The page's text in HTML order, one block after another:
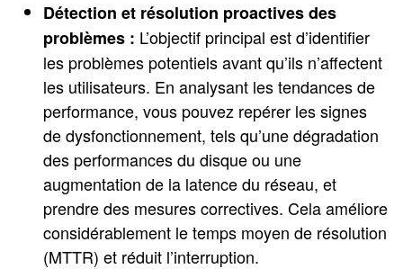
Détection et résolution proactives des
problèmes : L’objectif principal est d’identifier
les problèmes potentiels avant qu’ils n’affectent
les utilisateurs. En analysant les tendances de
performance, vous pouvez repérer les signes
de dysfonctionnement, tels qu’une dégradation
des performances du disque ou une
augmentation de la latence du réseau, et
prendre des mesures correctives. Cela améliore
considérablement le temps moyen de résolution
(MTTR) et réduit l’interruption.